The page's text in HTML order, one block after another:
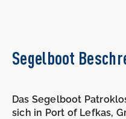
Segelboot
Das Segelboot
sich in Port of Lefkas,